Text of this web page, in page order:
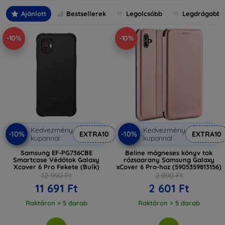
Ajánlott Bestsellerek Legolcsóbb Legdrágabb
-10%
-10%
Kedvezmény
kuponnal
EXTRA10
Samsung EF-PG736CBE
Smartcase Védőtok Galaxy
Xcover 6 Pro Fekete (Bulk)
12 990 Ft
11 691 Ft
Raktáron > 5 darab
-10%
-10%
Kedvezmény
kuponnal
EXTRA10
Beline mágneses könyv tok
rózsaarany Samsung Galaxy
xCover 6 Pro-hoz (5905359813156)
2 890 Ft
2 601 Ft
Raktáron > 5 darab